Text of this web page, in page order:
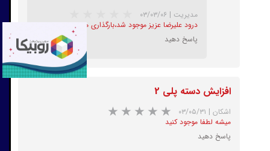
★★★★★
مدیریت | ۰۳/۰۳/۰۶
درود علیرضا عزیز موجود شد،بارگذاری میشه.
پاسخ دهید
افزایش دسته پلی 2
اشکان | ۰۳/۰۵/۳۱
میشه لطفا موجود کنید
پاسخ دهید